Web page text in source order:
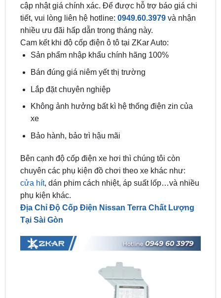
nhiều ưu đãi hấp dẫn trong tháng này.
Cam kết khi độ cốp điện ô tô tại ZKar Auto:
Sản phẩm nhập khẩu chính hãng 100%
Bán đúng giá niêm yết thị trường
xe
Bảo hành, bảo trì hậu mãi
Bên cạnh độ cốp điện xe hơi thì chúng tôi còn
cửa hít, dán phim cách nhiệt, áp suất lốp…và nhiều
phụ kiện khác.
Địa Chỉ Độ Cốp Điện Nissan Terra Chất Lượng
Tại Sài Gòn